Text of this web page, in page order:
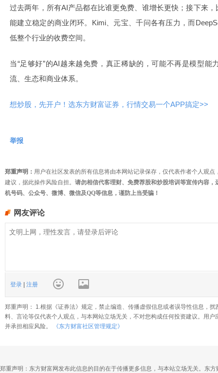
过去两年，所有AI产品都在比谁更免费、谁增长更快；接下来
能建立稳定的商业闭环。Kimi、元宝、千问各有压力，而
低整个行业的收费空间。
当“足够好”的AI越来越免费，真正稀缺的，可能不再是模型能
流、生态和商业体系。
想炒股，先开户！选东方财富证券，行情交易一个APP搞定>>
举报
郑重声明： 用户在社区发表的所有信息将由本网站记录保存，仅代表作者个人观
建议，据此操作风险自担。 请勿相信代客理财、免费荐股和炒股培训等宣传内容
机号码、公众号、微博、微信及QQ等信息，谨防上当受骗！
网友评论
登录 注册
郑重声明： 1.根据《证券法》规定，禁止编造、传播虚假信息或者误导性信息，
料、言论等仅代表个人观点，与本网站立场无关，不对您构成任何投资建议。用
并承担相应风险。
《东方财富社区管理规定》
郑重声明：东方财富网发布此信息的目的在于传播更多信息，与本站立场无关。东